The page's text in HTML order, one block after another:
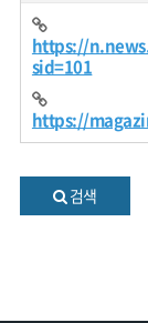
https://
sid=101
https://
검색